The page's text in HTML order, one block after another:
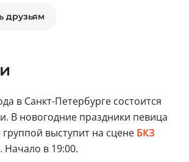
друзьям
в Санкт-Петербурге состоится
В новогодние праздники певица
выступит на сцене БКЗ
Начало в 19:00.